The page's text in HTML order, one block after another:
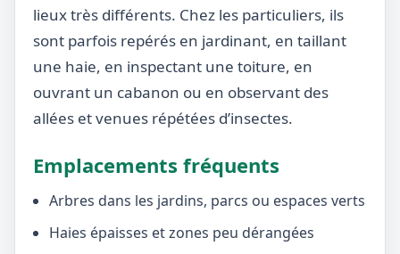
lieux très différents. Chez les particuliers, ils
sont parfois repérés en jardinant, en taillant
une haie, en inspectant une toiture, en
ouvrant un cabanon ou en observant des
allées et venues répétées d’insectes.
Emplacements fréquents
Arbres dans les jardins, parcs ou espaces verts
Haies épaisses et zones peu dérangées